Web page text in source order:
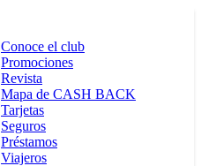
Conoce el club
Promociones
Revista
Mapa de CASH BACK
Tarjetas
Seguros
Préstamos
Viajeros